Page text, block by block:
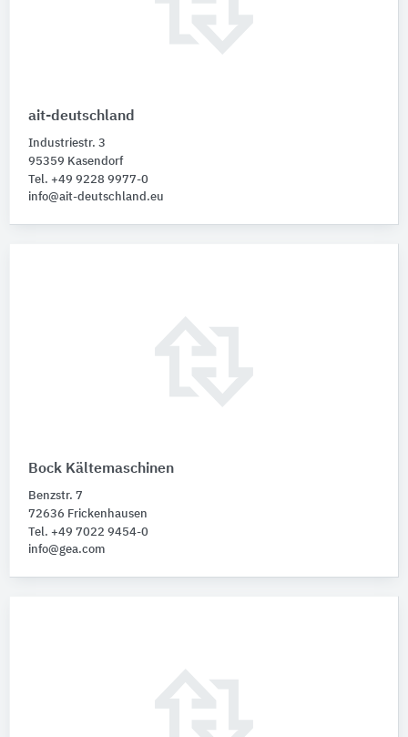
ait-deutschland
Industriestr. 3
95359 Kasendorf
Tel. +49 9228 9977-0
info@ait-deutschland.eu
Bock Kältemaschinen
Benzstr. 7
72636 Frickenhausen
Tel. +49 7022 9454-0
info@gea.com